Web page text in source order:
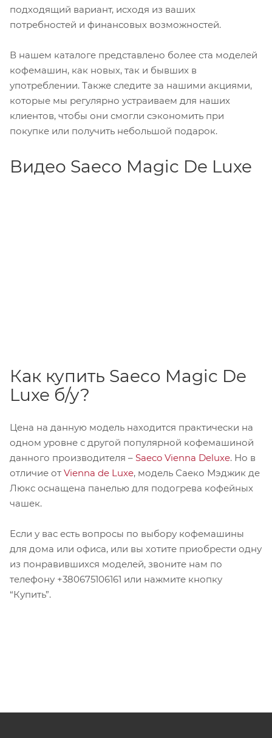
подходящий вариант, исходя из ваших
потребностей и финансовых возможностей.
В нашем каталоге представлено более ста моделей
кофемашин, как новых, так и бывших в
употреблении. Также следите за нашими акциями,
которые мы регулярно устраиваем для наших
клиентов, чтобы они смогли сэкономить при
покупке или получить небольшой подарок.
Видео Saeco Magic De Luxe
Как купить Saeco Magic De
Luxe б/у?
Цена на данную модель находится практически на
одном уровне с другой популярной кофемашиной
данного производителя – Saeco Vienna Deluxe. Но в
отличие от Vienna de Luxe, модель Саеко Мэджик де
Люкс оснащена панелью для подогрева кофейных
чашек.
Если у вас есть вопросы по выбору кофемашины
для дома или офиса, или вы хотите приобрести одну
из понравившихся моделей, звоните нам по
телефону +380675106161 или нажмите кнопку
“Купить”.